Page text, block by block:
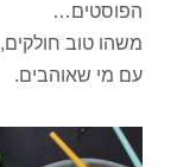
הפוסטים…
משהו טוב חולקים,
עם מי שאוהבים.